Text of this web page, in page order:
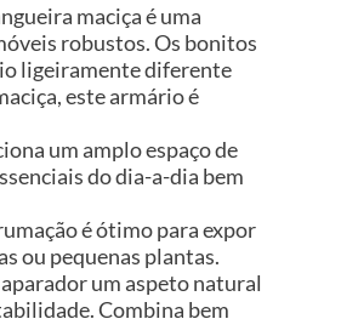
maciça é uma
robustos. Os bonitos
ligeiramente diferente
este armário é
um amplo espaço de
do dia-a-dia bem
é ótimo para expor
ou pequenas plantas.
um aspeto natural
Combina bem